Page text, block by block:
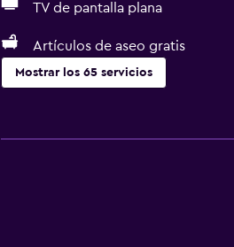
TV de pantalla plana
Artículos de aseo gratis
Mostrar los 65 servicios
Unidad accesible para personas en